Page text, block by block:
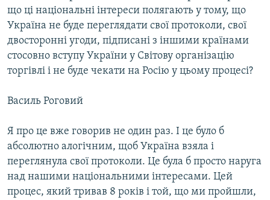
що ці національні інтереси полягають у тому, що
Україна не буде переглядати свої протоколи, свої
двосторонні угоди, підписані з іншими країнами
стосовно вступу України у Світову організацію
торгівлі і не буде чекати на Росію у цьому процесі?
Василь Роговий
Я про це вже говорив не один раз. І це було б
абсолютно алогічним, щоб Україна взяла і
переглянула свої протоколи. Це була б просто наруга
над нашими національними інтересами. Цей
процес, який тривав 8 років і той, що ми пройшли,